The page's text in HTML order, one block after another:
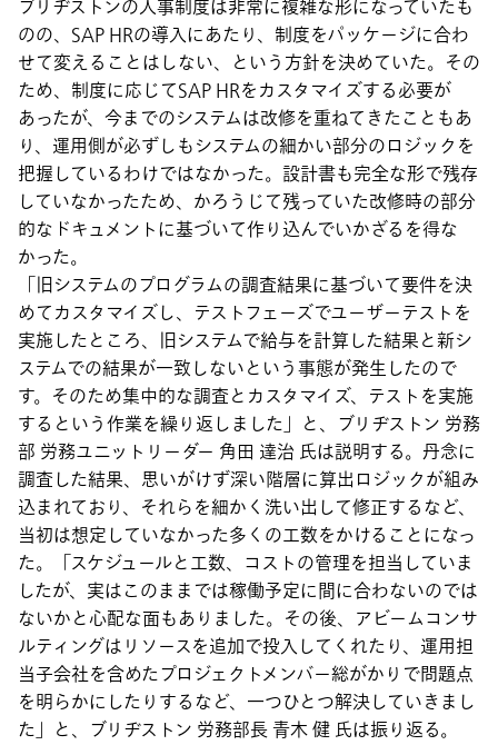
ブリヂストンの人事制度は非常に複雑な形になっていたも
のの、SAP HRの導入にあたり、制度をパッケージに合わ
せて変えることはしない、という方針を決めていた。その
ため、制度に応じてSAP HRをカスタマイズする必要が
あったが、今までのシステムは改修を重ねてきたこともあ
り、運用側が必ずしもシステムの細かい部分のロジックを
把握しているわけではなかった。設計書も完全な形で残存
していなかったため、かろうじて残っていた改修時の部分
的なドキュメントに基づいて作り込んでいかざるを得な
かった。
「旧システムのプログラムの調査結果に基づいて要件を決
めてカスタマイズし、テストフェーズでユーザーテストを
実施したところ、旧システムで給与を計算した結果と新シ
ステムでの結果が一致しないという事態が発生したので
す。そのため集中的な調査とカスタマイズ、テストを実施
するという作業を繰り返しました」と、ブリヂストン 労務
部 労務ユニットリーダー 角田 達治 氏は説明する。丹念に
調査した結果、思いがけず深い階層に算出ロジックが組み
込まれており、それらを細かく洗い出して修正するなど、
当初は想定していなかった多くの工数をかけることになっ
た。「スケジュールと工数、コストの管理を担当していま
したが、実はこのままでは稼働予定に間に合わないのでは
ないかと心配な面もありました。その後、アビームコンサ
ルティングはリソースを追加で投入してくれたり、運用担
当子会社を含めたプロジェクトメンバー総がかりで問題点
を明らかにしたりするなど、一つひとつ解決していきまし
た」と、ブリヂストン 労務部長 青木 健 氏は振り返る。